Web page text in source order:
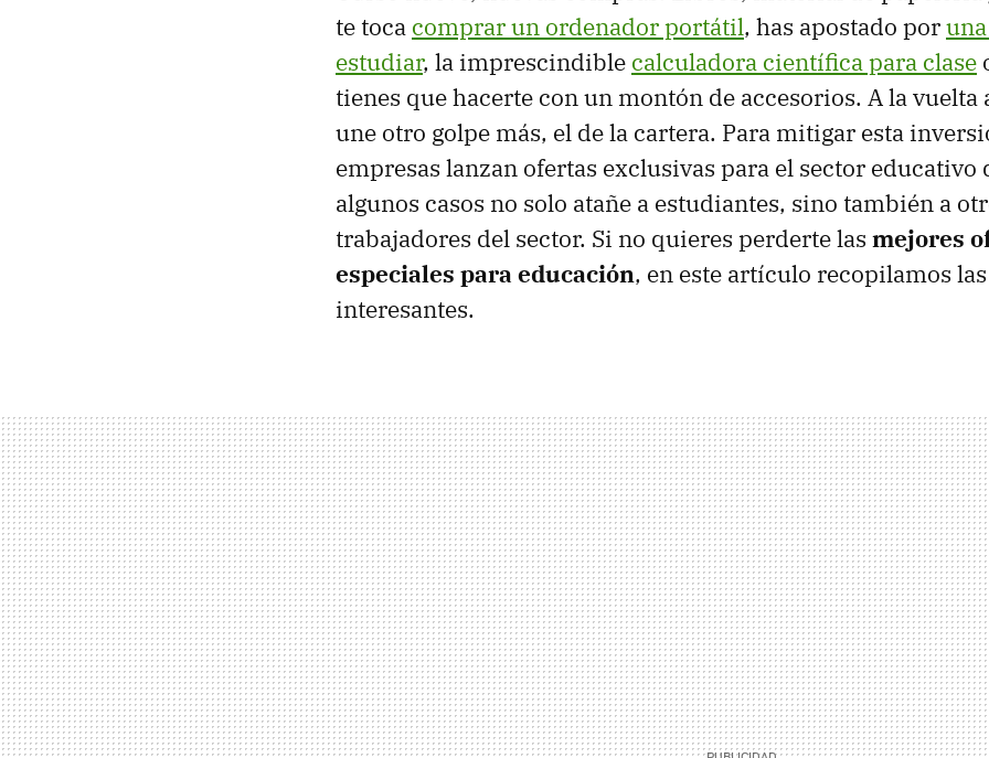
te toca comprar un ordenador portátil, has apostado por
estudiar, la imprescindible calculadora científica para clase
tienes que hacerte con un montón de accesorios. A la vuelta
une otro golpe más, el de la cartera. Para mitigar esta
empresas lanzan ofertas exclusivas para el sector educativo
algunos casos no solo atañe a estudiantes, sino también a
trabajadores del sector. Si no quieres perderte las mejores
especiales para educación, en este artículo recopilamos
interesantes.